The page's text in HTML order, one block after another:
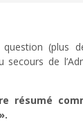
question (plus
de
résumé